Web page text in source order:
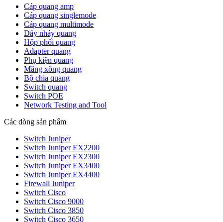
Cáp quang amp
Cáp quang singlemode
Cáp quang multimode
Dây nhảy quang
Hộp phối quang
Adapter quang
Phụ kiện quang
Măng xông quang
Bộ chia quang
Switch quang
Switch POE
Network Testing and Tool
Các dòng sản phẩm
Switch Juniper
Switch Juniper EX2200
Switch Juniper EX2300
Switch Juniper EX3400
Switch Juniper EX4400
Firewall Juniper
Switch Cisco
Switch Cisco 9000
Switch Cisco 3850
Switch Cisco 3650